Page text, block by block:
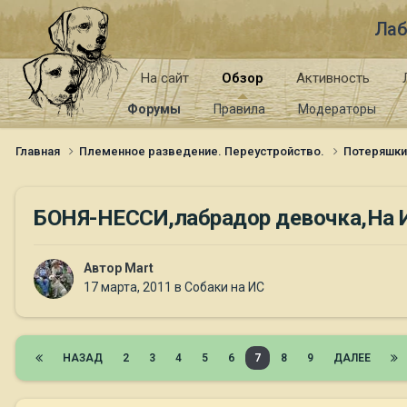
На сайт Обзор
Форумы Правила Модераторы
Активность
Главная Племенное разведение. Переустройство. Потеряшки
БОНЯ-НЕССИ,лабрадор девочка,На
Автор Mart
17 марта, 2011 в Собаки на ИС
НАЗАД 2 3 4 5 6 7 8 9 ДАЛЕЕ